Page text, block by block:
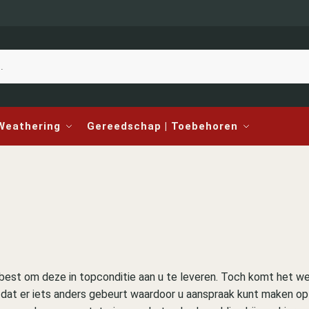
Gereedschap | Toebehoren
om deze in topconditie aan u te leveren. Toch komt het
er iets anders gebeurt waardoor u aanspraak kunt maken op